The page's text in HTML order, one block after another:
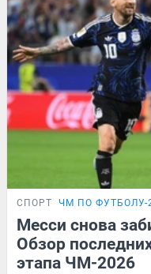
СПОРТ ЧМ ПО ФУТБОЛУ-
Месси снова
Обзор
этапа ЧМ-2026